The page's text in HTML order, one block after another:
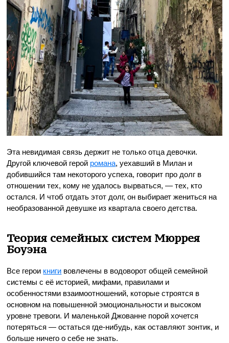
Эта невидимая связь держит не только отца девочки.
Другой ключевой герой романа, уехавший в Милан и
добившийся там некоторого успеха, говорит про долг в
отношении тех, кому не удалось вырваться, — тех, кто
остался. И чтоб отдать этот долг, он выбирает жениться на
необразованной девушке из квартала своего детства.
Теория семейных систем Мюррея
Боуэна
Все герои книги вовлечены в водоворот общей семейной
системы с её историей, мифами, правилами и
особенностями взаимоотношений, которые строятся в
основном на повышенной эмоциональности и высоком
уровне тревоги. И маленькой Джованне порой хочется
потеряться — остаться где-нибудь, как оставляют зонтик, и
больше ничего о себе не знать.